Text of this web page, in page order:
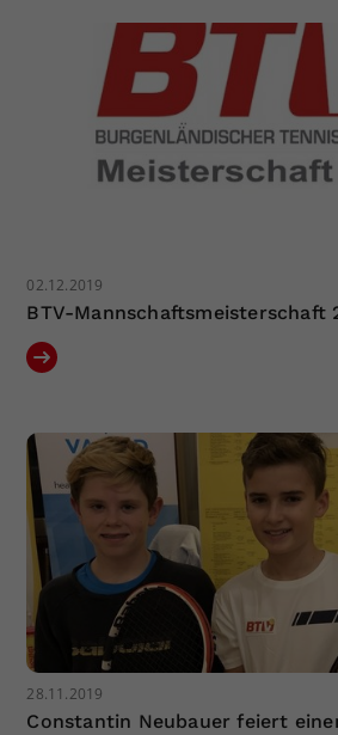
02.12.2019
BTV-Mannschaftsmeisterschaft
28.11.2019
Constantin Neubauer feiert
Zweck
Dieser Wert
Einstellungen. Unter
zufällig generierte
historische
vorgenommen
Webseiten-Betreiber
hat.